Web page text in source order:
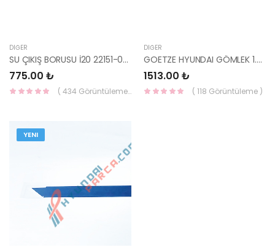
DIĞER
SU ÇIKIŞ BORUSU İ20 22151-03000-HMC
775.00 ₺
( 434 Görüntüleme )
DIĞER
GOETZE HYUNDAI GÖMLEK 1.6 CRDİ D4FB 77.20 MM 14-02225000-YS
1513.00 ₺
( 118 Görüntüleme )
YENI